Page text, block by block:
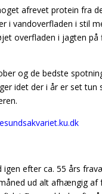
afrevet protein fra
i vandoverfladen i stil
overfladen i jagten på
og de bedste
idet der i år er set tun
igen efter ca. 55 års
ud alt afhængig